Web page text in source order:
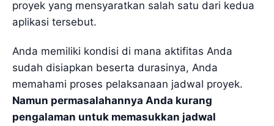
proyek yang mensyaratkan salah satu dari kedua
aplikasi tersebut.
Anda memiliki kondisi di mana aktifitas Anda
sudah disiapkan beserta durasinya, Anda
memahami proses pelaksanaan jadwal proyek.
Namun permasalahannya Anda kurang
pengalaman untuk memasukkan jadwal